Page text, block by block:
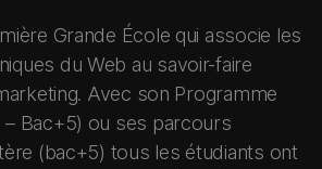
Grande École qui associe les
du Web au savoir-faire
Avec son Programme
– Bac+5) ou ses parcours
(bac+5) tous les étudiants ont